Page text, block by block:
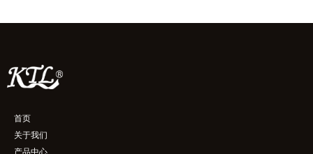
首页
关于我们
产品中心